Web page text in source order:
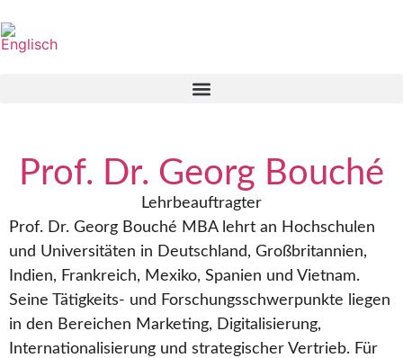
Prof. Dr. Georg Bouché
Lehrbeauftragter
Prof. Dr. Georg Bouché MBA lehrt an Hochschulen
und Universitäten in Deutschland, Großbritannien,
Indien, Frankreich, Mexiko, Spanien und Vietnam.
Seine Tätigkeits- und Forschungsschwerpunkte liegen
in den Bereichen Marketing, Digitalisierung,
Internationalisierung und strategischer Vertrieb. Für